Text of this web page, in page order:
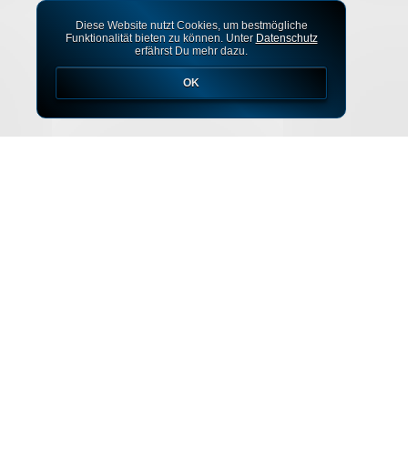
Diese Website nutzt Cookies, um bestmögliche
Funktionalität bieten zu können. Unter Datenschutz
erfährst Du mehr dazu.
OK